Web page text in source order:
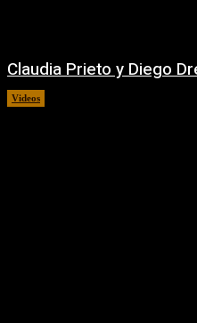
Claudia Prieto y Diego
Videos